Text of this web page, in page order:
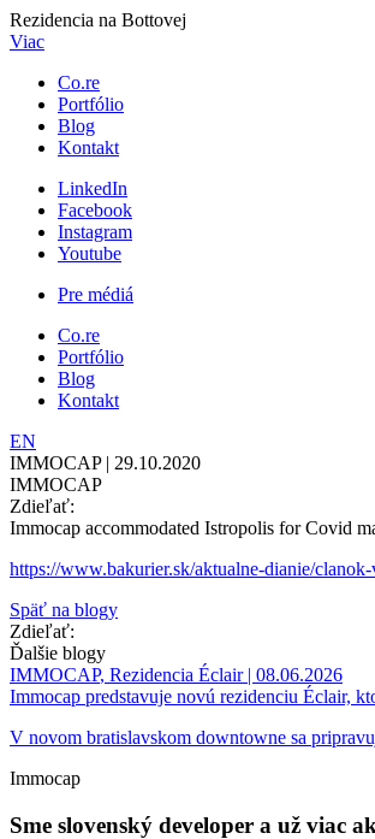
Rezidencia na Bottovej
Viac
Co.re
Portfólio
Blog
Kontakt
LinkedIn
Facebook
Instagram
Youtube
Pre médiá
Co.re
Portfólio
Blog
Kontakt
EN
IMMOCAP | 29.10.2020
IMMOCAP
Zdieľať:
Immocap accommodated Istropolis for Covid
https://www.bakurier.sk/aktualne-dianie/
Späť na blogy
Zdieľať:
Ďalšie blogy
IMMOCAP, Rezidencia Éclair| 08.06.2026
Immocap predstavuje novú rezidenciu Éclair,
V novom bratislavskom downtowne sa
Immocap
Sme slovenský developer a už viac